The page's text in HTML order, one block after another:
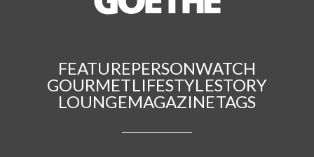
FEATUREPERSONWATCH
GOURMETLIFESTYLESTORY
LOUNGEMAGAZINETAGS